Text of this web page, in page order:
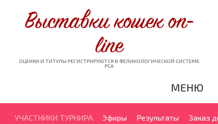
Выставки кошек on-
line
ОЦЕНКИ И ТИТУЛЫ РЕГИСТРИРУЮТСЯ В ФЕЛИНОЛОГИЧЕСКОЙ СИСТЕМЕ
PCA
МЕНЮ
УЧАСТНИКИ ТУРНИРА Эфиры Результаты Заказ